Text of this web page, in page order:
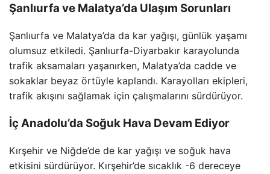
Şanlıurfa ve Malatya’da Ulaşım Sorunları
Şanlıurfa ve Malatya’da da kar yağışı, günlük yaşamı
olumsuz etkiledi. Şanlıurfa-Diyarbakır karayolunda
trafik aksamaları yaşanırken, Malatya’da cadde ve
sokaklar beyaz örtüyle kaplandı. Karayolları ekipleri,
trafik akışını sağlamak için çalışmalarını sürdürüyor.
İç Anadolu’da Soğuk Hava Devam Ediyor
Kırşehir ve Niğde’de de kar yağışı ve soğuk hava
etkisini sürdürüyor. Kırşehir’de sıcaklık -6 dereceye